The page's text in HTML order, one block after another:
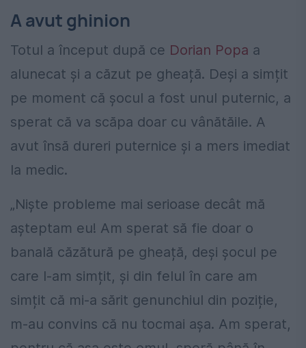
A avut ghinion
Totul a început după ce Dorian Popa a
alunecat și a căzut pe gheață. Deși a simțit
pe moment că șocul a fost unul puternic, a
sperat că va scăpa doar cu vânătăile. A
avut însă dureri puternice și a mers imediat
la medic.
„Niște probleme mai serioase decât mă
așteptam eu! Am sperat să fie doar o
banală căzătură pe gheață, deși șocul pe
care l-am simțit, și din felul în care am
simțit că mi-a sărit genunchiul din poziție,
m-au convins că nu tocmai așa. Am sperat,